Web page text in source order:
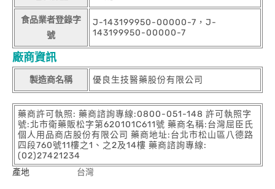
食品業者登錄字
號
J-143199950-00000-7，J-
143199950-00000-7
廠商資訊
製造商名稱 優良生技醫藥股份有限公司
藥商許可執照: 藥商諮詢專線:0800-051-148 許可執照字
號:北市衛藥販松字第620101C611號 藥商名稱:台灣屈臣氏
個人用品商店股份有限公司 藥商地址:台北市松山區八德路
四段760號11樓之1、之2及14樓 藥商諮詢專線:
(02)27421234
產地
台灣